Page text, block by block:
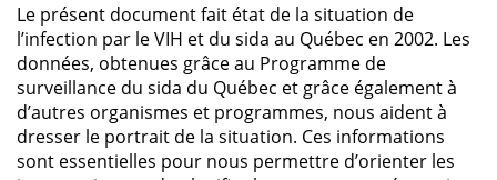
Le présent document fait état de la situation de
l’infection par le VIH et du sida au Québec en 2002. Les
données, obtenues grâce au Programme de
surveillance du sida du Québec et grâce également à
d’autres organismes et programmes, nous aident à
dresser le portrait de la situation. Ces informations
sont essentielles pour nous permettre d’orienter les